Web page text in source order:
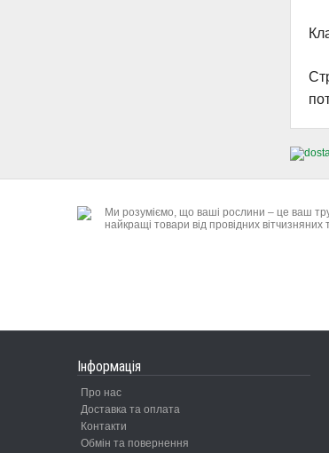
Ми розуміємо, що ваші рослини – це ваш
найкращі товари від провідних вітчизняних
Інформація
Про нас
Доставка та оплата
Контакти
Обмін та повернення